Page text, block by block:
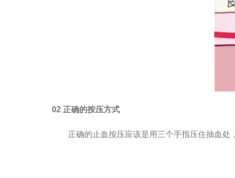
02 正确的按压方式
正确的止血按压应该是用三个手指压住抽血处